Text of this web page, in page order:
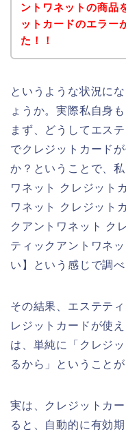
ントワネットの商品
ットカードのエラー
た！！
というような状況に
ょうか。実際私自身
まず、どうしてエス
でクレジットカード
か？ということで、
ワネット クレジット
ワネット クレジット
クアントワネット ク
ティックアントワネ
い】という感じで調べ
その結果、エステテ
レジットカードが使
は、単純に「クレジ
るから」ということ
実は、クレジットカ
ると、自動的に有効